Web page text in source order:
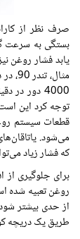
صرف‌ نظر از
بستگی به سرعت
یابد فشار روغن
4000 دور
توجه کرد این
قطعات سیستم
می‌شود.
که فشار زیاد
برای جلوگیری
روغن تعبیه شده
از حدی بیشتر
طریق یک دریچه